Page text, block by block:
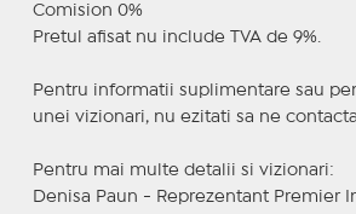
Comision 0%
Pretul afisat nu include TVA de 9%.
Pentru informatii suplimentare sau
unei vizionari, nu ezitati sa ne
Pentru mai multe detalii si vizionari:
Denisa Paun - Reprezentant Premier